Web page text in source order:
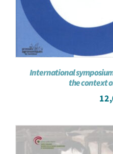
International
the context